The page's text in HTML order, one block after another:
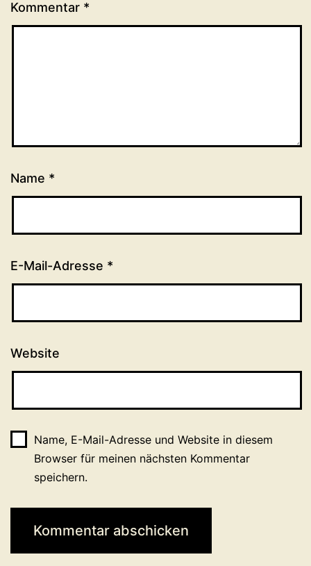
Kommentar *
Name *
E-Mail-Adresse *
Website
Name, E-Mail-Adresse und Website in diesem
Browser für meinen nächsten Kommentar
speichern.